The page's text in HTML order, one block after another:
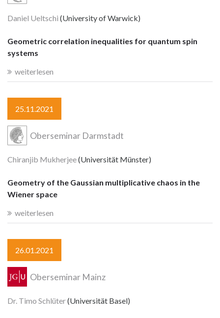
Daniel Ueltschi (University of Warwick)
Geometric correlation inequalities for quantum spin
systems
weiterlesen
25.11.2021
Oberseminar Darmstadt
Chiranjib Mukherjee(Universität Münster)
Geometry of the Gaussian multiplicative chaos in the
Wiener space
weiterlesen
26.01.2021
Oberseminar Mainz
Dr. Timo Schlüter(Universität Basel)